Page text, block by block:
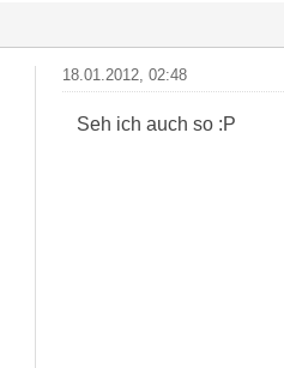
18.01.2012, 02:48
Seh ich auch so :P